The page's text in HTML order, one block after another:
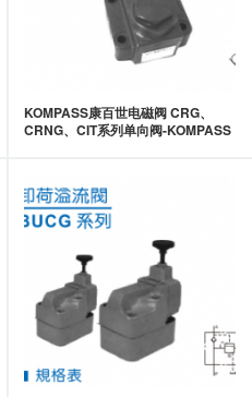
KOMPASS康百世电磁阀 CRG、
CRNG、CIT系列单向阀-KOMPASS